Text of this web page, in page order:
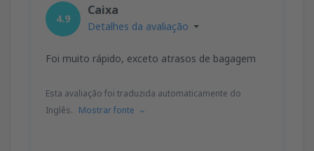
4.9
Caixa
Detalhes da avaliação
Foi muito rápido, exceto atrasos de bagagem
Esta avaliação foi traduzida automaticamente do
Inglês. Mostrar fonte